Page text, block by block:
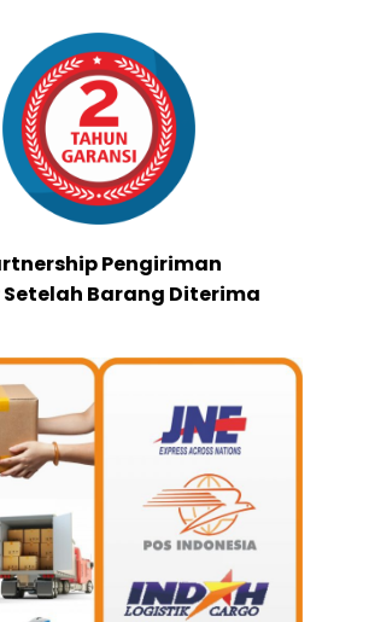
Pengiriman
Barang Diterima